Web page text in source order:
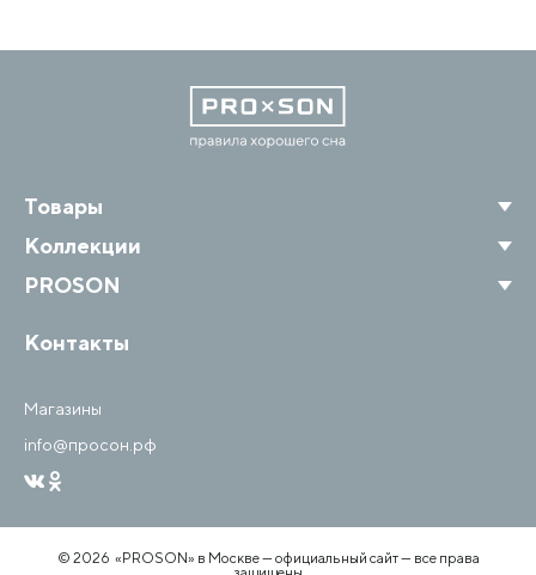
Товары
Коллекции
PROSON
Контакты
Магазины
info@просон.рф
© 2026 «PROSON» в Москве — официальный сайт — все права